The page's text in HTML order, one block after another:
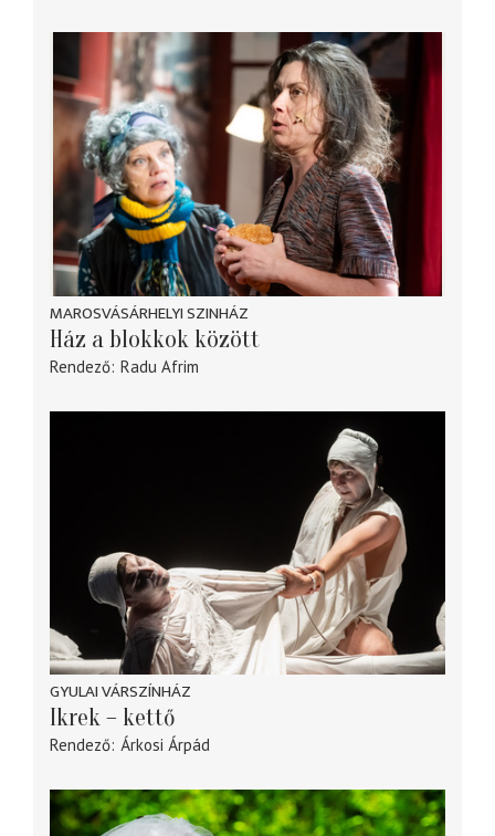
MAROSVÁSÁRHELYI SZINHÁZ
Ház a blokkok között
Rendező Radu Afrim
GYULAI VÁRSZÍNHÁZ
Ikrek – kettő
Rendező Árkosi Árpád